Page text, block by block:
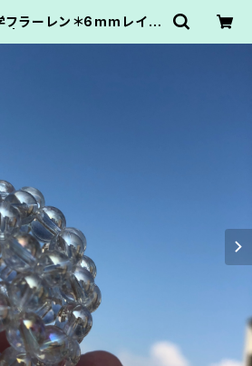
フラーレン＊6mmレイン